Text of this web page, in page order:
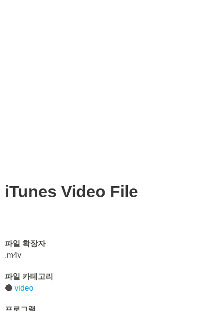
iTunes Video File
파일 확장자
.m4v
파일 카테고리
🔵 video
프로그램